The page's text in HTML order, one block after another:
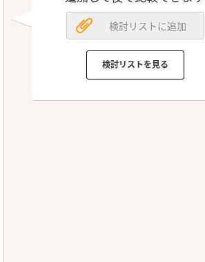
検討リストに追加
検討リストを見る